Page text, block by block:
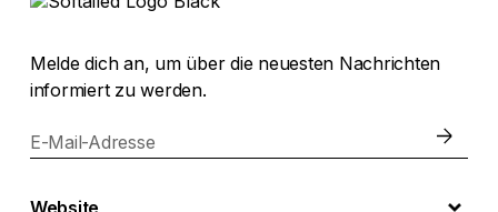
Melde dich an, um über die neuesten Nachrichten
informiert zu werden.
E-Mail-Adresse
Website